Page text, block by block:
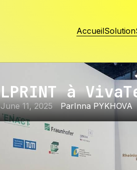
AccueilSolution
LPRINT à
June 11, 2025 ParInna PYKHOVA